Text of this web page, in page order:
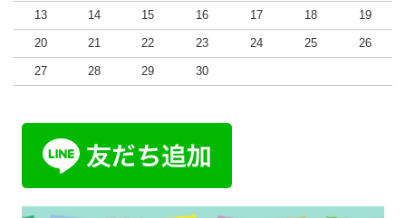
13 14 15 16 17 18 19
20 21 22 23 24 25 26
27 28 29 30